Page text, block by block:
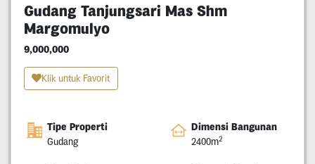
Gudang Tanjungsari Mas Shm
Margomulyo
9,000,000
Klik untuk Favorit
Tipe Properti
Gudang
Dimensi Bangunan
2400m2